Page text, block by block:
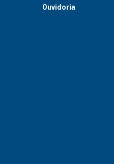
Ouvidoria